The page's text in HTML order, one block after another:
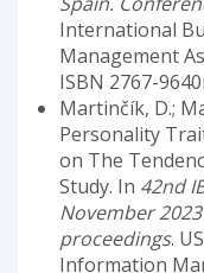
International
Management
ISBN 2767-
Martinčík, D.;
Personality
on The
Study. In 42nd
November
proceedings.
Information